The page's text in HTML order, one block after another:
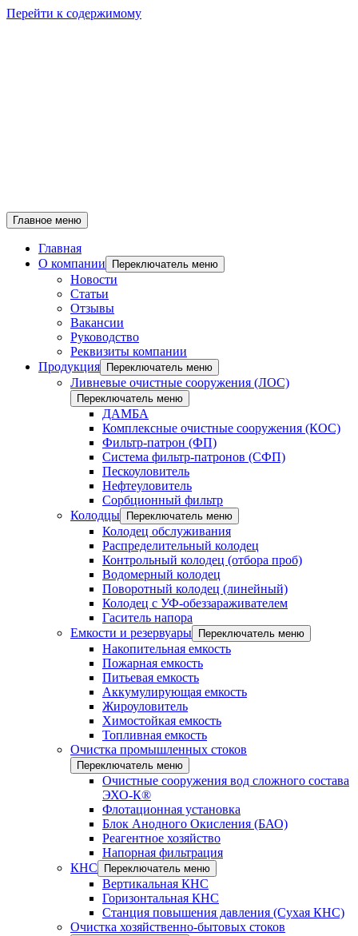
Перейти к содержимому
Главное меню
Главная
О компании
Переключатель меню
Новости
Статьи
Отзывы
Вакансии
Руководство
Реквизиты компании
Продукция
Переключатель меню
Ливневые очистные сооружения (ЛОС)
Переключатель меню
ДАМБА
Комплексные очистные сооружения (КОС)
Фильтр-патрон (ФП)
Система фильтр-патронов (СФП)
Пескоуловитель
Нефтеуловитель
Сорбционный фильтр
Колодцы
Переключатель меню
Колодец обслуживания
Распределительный колодец
Контрольный колодец (отбора проб)
Водомерный колодец
Поворотный колодец (линейный)
Колодец с УФ-обеззараживателем
Гаситель напора
Емкости и резервуары
Переключатель меню
Накопительная емкость
Пожарная емкость
Питьевая емкость
Аккумулирующая емкость
Жироуловитель
Химостойкая емкость
Топливная емкость
Очистка промышленных стоков
Переключатель меню
Очистные сооружения вод сложного состава
ЭХО-К®
Флотационная установка
Блок Анодного Окисления (БАО)
Реагентное хозяйство
Напорная фильтрация
КНС
Переключатель меню
Вертикальная КНС
Горизонтальная КНС
Станция повышения давления (Сухая КНС)
Очистка хозяйственно-бытовых стоков